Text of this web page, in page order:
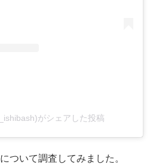
がシェアした投稿
ついて調査してみました。